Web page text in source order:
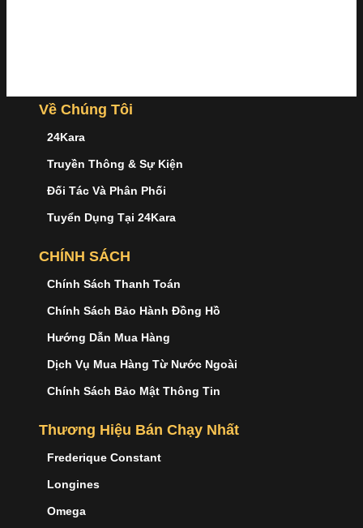
Về Chúng Tôi
24Kara
Truyền Thông & Sự Kiện
Đối Tác Và Phân Phối
Tuyển Dụng Tại 24Kara
CHÍNH SÁCH
Chính Sách Thanh Toán
Chính Sách Bảo Hành Đồng Hồ
Hướng Dẫn Mua Hàng
Dịch Vụ Mua Hàng Từ Nước Ngoài
Chính Sách Bảo Mật Thông Tin
Thương Hiệu Bán Chạy Nhất
Frederique Constant
Longines
Omega